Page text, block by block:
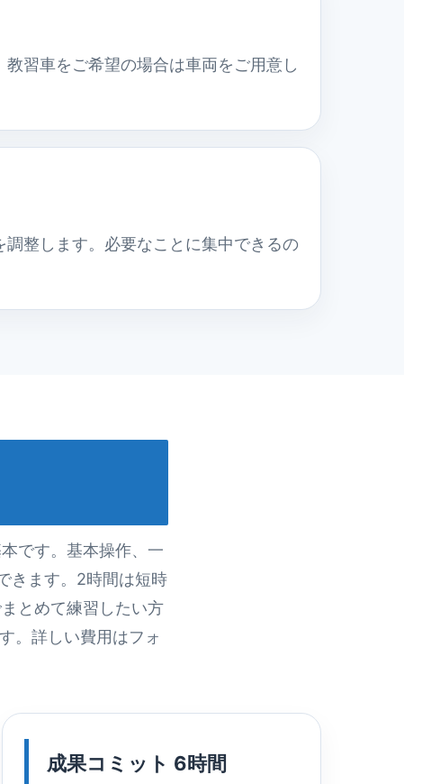
習車をご希望の場合は車両をご用意し
整します。必要なことに集中できるの
です。基本操作、一
きます。2時間は短時
とめて練習したい方
。詳しい費用はフォ
成果コミット 6時間